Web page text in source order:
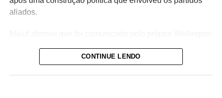
aliados.
foi tomada na noite de quinta-feira (6), quando o PL
CONTINUE LENDO